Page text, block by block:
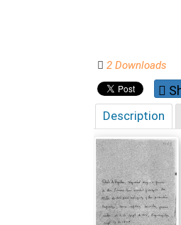
2 Downloads
Description